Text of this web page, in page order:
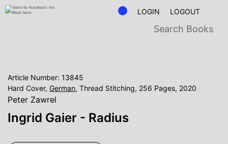
LOGIN LOGOUT
Article Number: 13845
Hard Cover, German, Thread Stitching, 256 Pages, 2020
Peter Zawrel
Ingrid Gaier - Radius